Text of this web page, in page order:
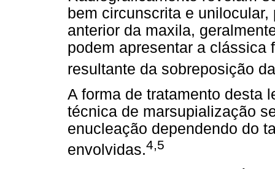
bem circunscrita e
anterior da maxila,
podem apresentar a clássica
resultante da sobreposição
A forma de tratamento desta
técnica de marsupialização
enucleação dependendo do
envolvidas.4,5